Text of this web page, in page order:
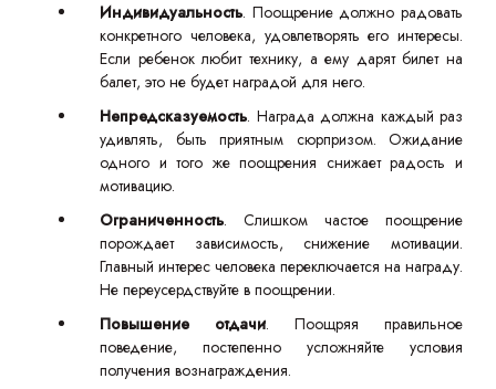
Индивидуальность. Поощрение должно радовать
конкретного человека, удовлетворять его интересы.
Если ребенок любит технику, а ему дарят билет на
балет, это не будет наградой для него.
Непредсказуемость. Награда должна каждый раз
удивлять, быть приятным сюрпризом. Ожидание
одного и того же поощрения снижает радость и
мотивацию.
Ограниченность. Слишком частое поощрение
порождает зависимость, снижение мотивации.
Главный интерес человека переключается на награду.
Не переусердствуйте в поощрении.
Повышение отдачи. Поощряя правильное
поведение, постепенно усложняйте условия
получения вознаграждения.